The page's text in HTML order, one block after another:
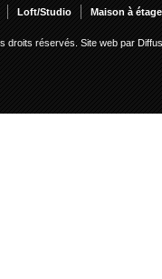
Loft/Studio Maison à
droits réservés. Site web par